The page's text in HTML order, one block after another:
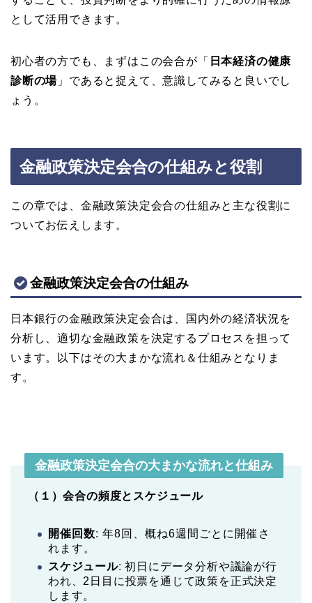
として活用できます。
初心者の方でも、まずはこの会合が「
日本経済の健康
診断の場 」であると捉えて、意識してみると良いでし
ょう。
金融政策決定会合の仕組みと役割
この章では、金融政策決定会合の仕組みと主な役割に
ついてお伝えします。
金融政策決定会合の仕組み
日本銀行の金融政策決定会合は、国内外の経済状況を
分析し、適切な金融政策を決定するプロセスを担って
います。以下はその大まかな流れ＆仕組みとなりま
す。
金融政策決定会合の大まかな流れと仕組み
（１）会合の頻度とスケジュール
開催回数: 年8回、概ね6週間ごとに開催さ
れます。
スケジュール: 初日にデータ分析や議論が行
われ、2日目に投票を通じて政策を正式決定
します。